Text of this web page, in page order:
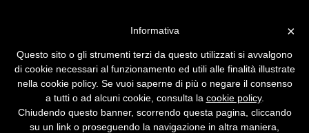
simile al vecchio WordPad:
adesso c'è il supporto alle
immagini
×
Informativa
Questo sito o gli strumenti terzi da questo utilizzati si avvalgono
di cookie necessari al funzionamento ed utili alle finalità illustrate
nella cookie policy. Se vuoi saperne di più o negare il consenso
a tutti o ad alcuni cookie, consulta la cookie policy.
Chiudendo questo banner, scorrendo questa pagina, cliccando
su un link o proseguendo la navigazione in altra maniera,